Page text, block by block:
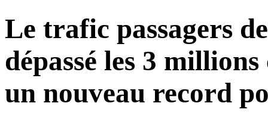
Le trafic passagers
dépassé les 3
un nouveau record